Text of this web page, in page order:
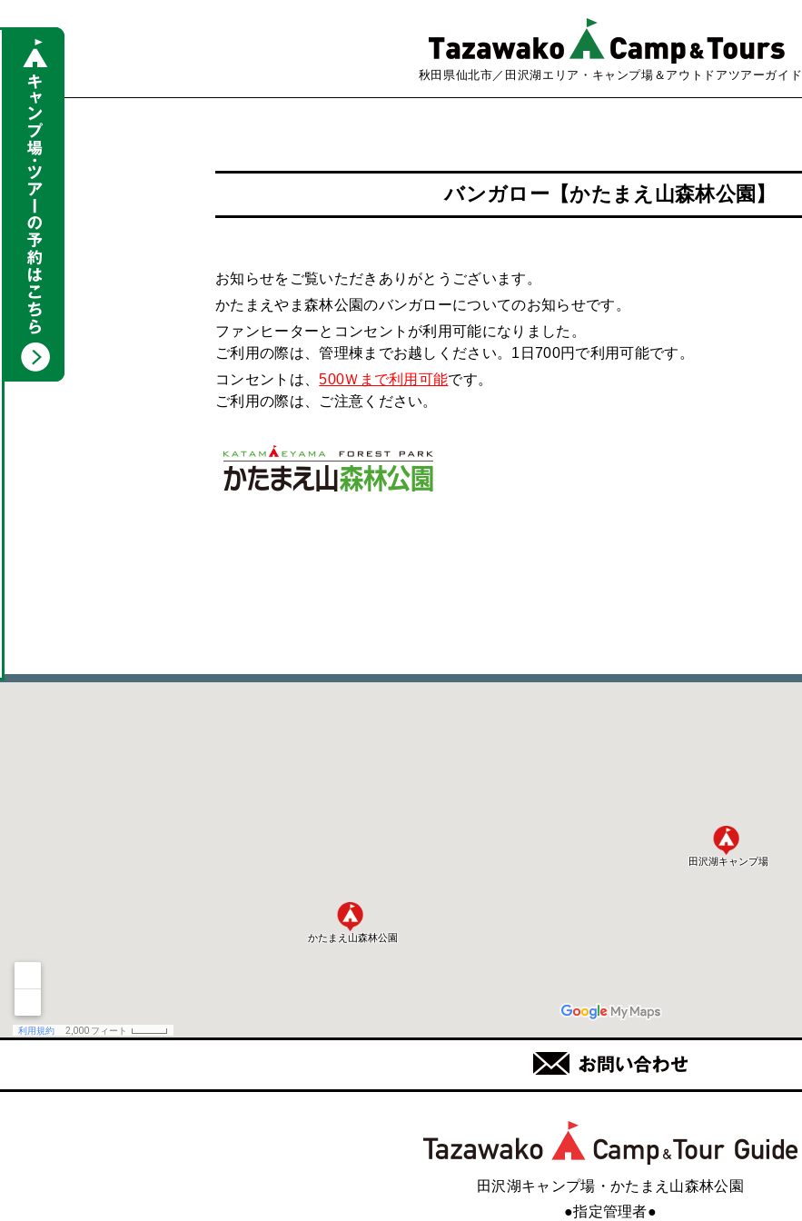
秋田県仙北市／田沢湖エリア・キャンプ場＆アウトドアツアーガイド
バンガロー【かたまえ山森林公園】
お知らせをご覧いただきありがとうございます。
かたまえやま森林公園のバンガローについてのお知らせです。
ファンヒーターとコンセントが利用可能になりました。
ご利用の際は、管理棟までお越しください。1日700円で利用可能です。
コンセントは、500Ｗまで利用可能です。
ご利用の際は、ご注意ください。
田沢湖キャンプ場・かたまえ山森林公園
●指定管理者●